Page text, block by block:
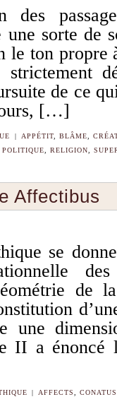
des
une sorte de
le ton propre
de ce
[…]
APPÉTIT, BLÂME,
POLITIQUE,RELIGION,
Affectibus
se
de
une
II a énoncé
| AFFECTS CONATUS